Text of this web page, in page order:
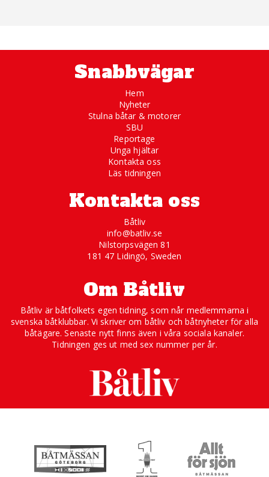
Snabbvägar
Hem
Nyheter
Stulna båtar & motorer
SBU
Reportage
Unga hjältar
Kontakta oss
Läs tidningen
Kontakta oss
Båtliv
info@batliv.se
Nilstorpsvägen 81
181 47 Lidingö, Sweden
Om Båtliv
Båtliv är båtfolkets egen tidning, som når medlemmarna i
svenska båtklubbar. Vi skriver om båtliv och båtnyheter för alla
båtägare. Senaste nytt finns även i våra sociala kanaler.
Tidningen ges ut med sex nummer per år.